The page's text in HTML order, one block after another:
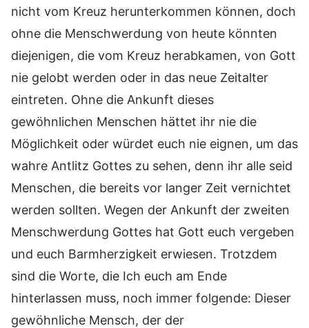
nicht vom Kreuz herunterkommen können, doch
ohne die Menschwerdung von heute könnten
diejenigen, die vom Kreuz herabkamen, von Gott
nie gelobt werden oder in das neue Zeitalter
eintreten. Ohne die Ankunft dieses
gewöhnlichen Menschen hättet ihr nie die
Möglichkeit oder würdet euch nie eignen, um das
wahre Antlitz Gottes zu sehen, denn ihr alle seid
Menschen, die bereits vor langer Zeit vernichtet
werden sollten. Wegen der Ankunft der zweiten
Menschwerdung Gottes hat Gott euch vergeben
und euch Barmherzigkeit erwiesen. Trotzdem
sind die Worte, die Ich euch am Ende
hinterlassen muss, noch immer folgende: Dieser
gewöhnliche Mensch, der der